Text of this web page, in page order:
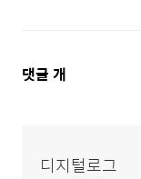
댓
댓글 개
디지털로그